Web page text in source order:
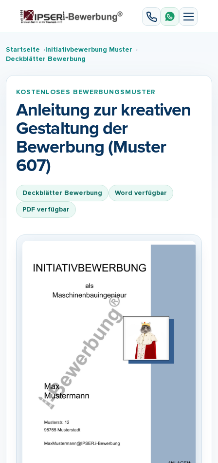
Startseite
Initiativbewerbung Muster
Deckblätter Bewerbung
KOSTENLOSES BEWERBUNGSMUSTER
Anleitung zur kreativen
Gestaltung der
Bewerbung (Muster
607)
Deckblätter Bewerbung
Word verfügbar
PDF verfügbar